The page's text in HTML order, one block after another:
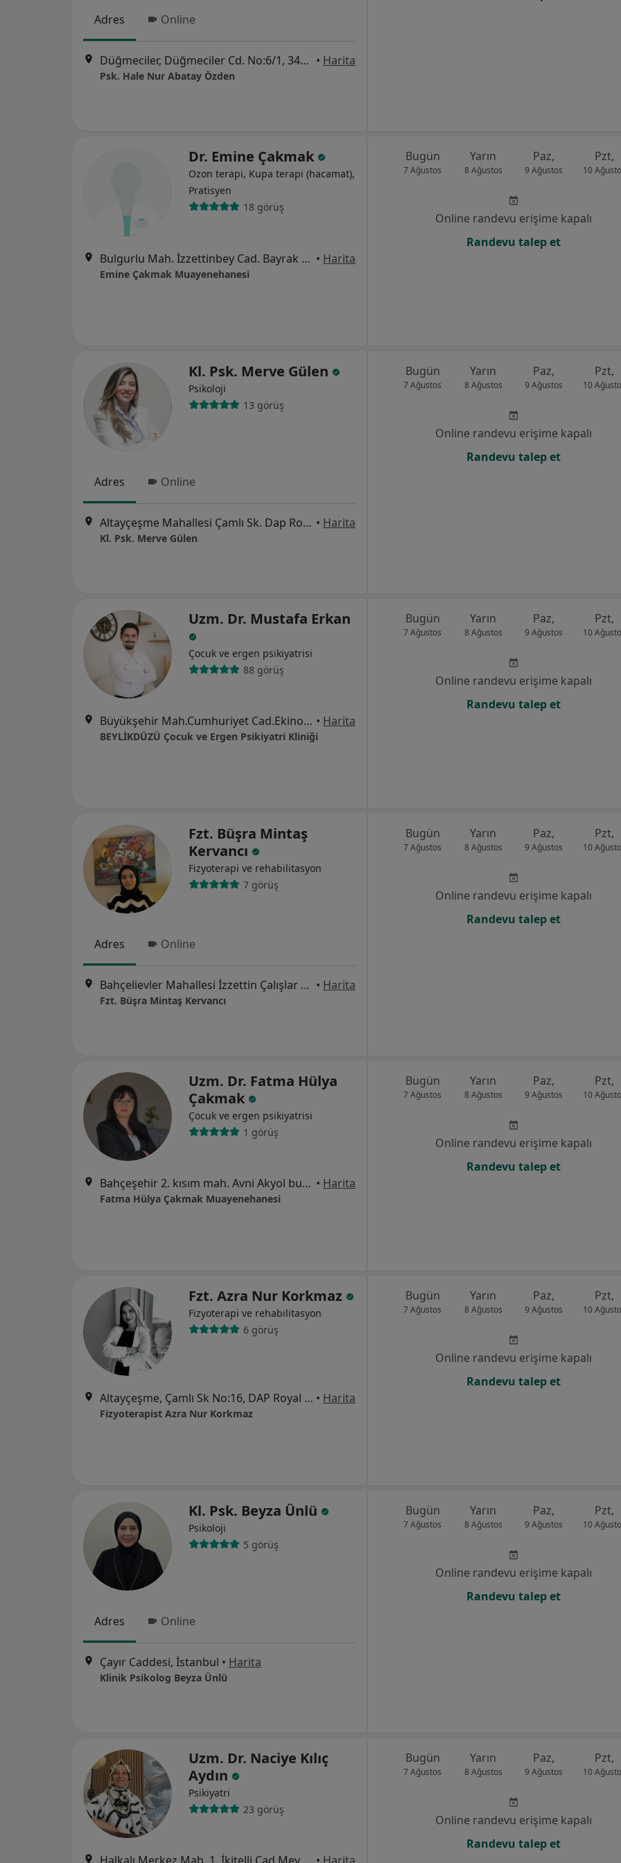
Adres Online
Düğmeciler, Düğmeciler Cd. No:6/1, 34050 Eyüpsultan/İstanbul, Eyüp • Harita
Psk. Hale Nur Abatay Özden
Dr. Emine Çakmak
Ozon terapi, Kupa terapi (hacamat),
Pratisyen
18 görüş
Bulgurlu Mah. İzzettinbey Cad. Bayrak İş Hanı B Blok Daire 4, Üsküdar • Harita
Emine Çakmak Muayenehanesi
Bugün
7 Ağustos
Yarın
8 Ağustos
Paz,
9 Ağustos
Pzt,
10
Online randevu erişime kapalı
Randevu talep et
Kl. Psk. Merve Gülen
Psikoloji
13 görüş
Adres Online
Altayçeşme Mahallesi Çamlı Sk. Dap Royal Center A Blok No:34 7.Kat, İstanbul • Harita
Kl. Psk. Merve Gülen
Bugün
7 Ağustos
Yarın
8 Ağustos
Paz,
9 Ağustos
Pzt,
10
Online randevu erişime kapalı
Randevu talep et
Uzm. Dr. Mustafa Erkan
Çocuk ve ergen psikiyatrisi
88 görüş
Büyükşehir Mah.Cumhuriyet Cad.Ekinoks Rezidans E1 Blok : 3No:1 E2 Blok d:35, İstanbul • Harita
BEYLİKDÜZÜ Çocuk ve Ergen Psikiyatri Kliniği
Bugün
7 Ağustos
Yarın
8 Ağustos
Paz,
9 Ağustos
Pzt,
10
Online randevu erişime kapalı
Randevu talep et
Fzt. Büşra Mintaş
Kervancı
Fizyoterapi ve rehabilitasyon
7 görüş
Adres Online
Bahçelievler Mahallesi İzzettin Çalışlar Caddesi No: 58 Bahçelievler, İstanbul • Harita
Fzt. Büşra Mintaş Kervancı
Bugün
7 Ağustos
Yarın
8 Ağustos
Paz,
9 Ağustos
Pzt,
10
Online randevu erişime kapalı
Randevu talep et
Uzm. Dr. Fatma Hülya
Çakmak
Çocuk ve ergen psikiyatrisi
1 görüş
Bahçeşehir 2. kısım mah. Avni Akyol bul. Sofa Bahçeşehir Sit. No:7 C blok. Kat:3, Daire:15, İstanbul • Harita
Fatma Hülya Çakmak Muayenehanesi
Bugün
7 Ağustos
Yarın
8 Ağustos
Paz,
9 Ağustos
Pzt,
10
Online randevu erişime kapalı
Randevu talep et
Fzt. Azra Nur Korkmaz
Fizyoterapi ve rehabilitasyon
6 görüş
Altayçeşme, Çamlı Sk No:16, DAP Royal Center Maltepe, İstanbul • Harita
Fizyoterapist Azra Nur Korkmaz
Bugün
7 Ağustos
Yarın
8 Ağustos
Paz,
9 Ağustos
Pzt,
10
Online randevu erişime kapalı
Randevu talep et
Kl. Psk. Beyza Ünlü
Psikoloji
5 görüş
Adres Online
Çayır Caddesi, İstanbul • Harita
Klinik Psikolog Beyza Ünlü
Bugün
7 Ağustos
Yarın
8 Ağustos
Paz,
9 Ağustos
Pzt,
10
Online randevu erişime kapalı
Randevu talep et
Uzm. Dr. Naciye Kılıç
Aydın
Psikiyatri
23 görüş
Bugün
7 Ağustos
Yarın
8 Ağustos
Paz,
9 Ağustos
Pzt,
10
Online randevu erişime kapalı
Randevu talep et